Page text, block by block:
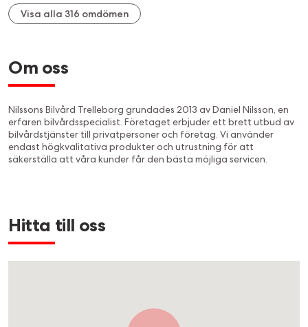
Visa alla 316 omdömen
Om oss
Nilssons Bilvård Trelleborg grundades 2013 av Daniel Nilsson, en
erfaren bilvårdsspecialist. Företaget erbjuder ett brett utbud av
bilvårdstjänster till privatpersoner och företag. Vi använder
endast högkvalitativa produkter och utrustning för att
säkerställa att våra kunder får den bästa möjliga servicen.
Hitta till oss